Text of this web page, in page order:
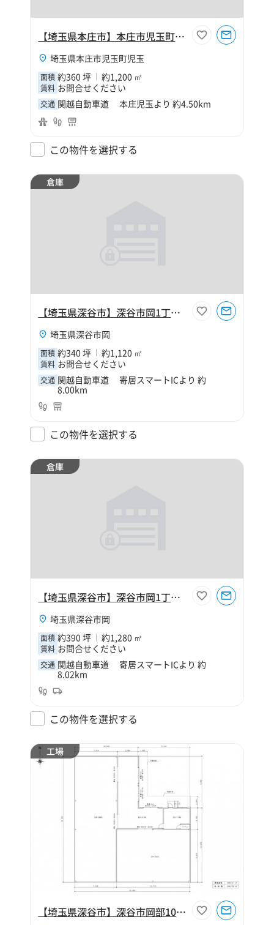
【埼玉県本庄市】本庄市児玉町児玉360坪倉庫
埼玉県本庄市児玉町児玉
面積 約360 坪 約1,200 ㎡
賃料 お問合せください
交通 関越自動車道 本庄児玉より 約4.50km
この物件を選択する
倉庫
【埼玉県深谷市】深谷市岡1丁目340坪倉庫
埼玉県深谷市岡
面積 約340 坪 約1,120 ㎡
賃料 お問合せください
交通 関越自動車道 寄居スマートICより 約
8.00km
この物件を選択する
倉庫
【埼玉県深谷市】深谷市岡1丁目390坪倉庫
埼玉県深谷市岡
面積 約390 坪 約1,280 ㎡
賃料 お問合せください
交通 関越自動車道 寄居スマートICより 約
8.02km
この物件を選択する
工場
【埼玉県深谷市】深谷市岡部108坪工場